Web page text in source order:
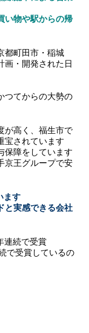
い物や駅からの帰
都町田市・稲城
画・開発された日
つてからの大勢の
が高く、福生市で
宝されています
保障をしています
京王グループで安
ます
と実感できる会社
連続で受賞
で受賞しているの